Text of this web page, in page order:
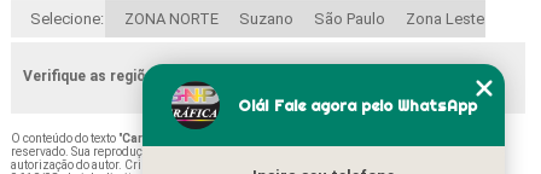
Selecione: ZONA NORTE Suzano São Paulo Zona Leste
Verifique as regiões que atendemos
O conteúdo do texto "Cartão de Visitas em Pvc Preço Parque do Carmo
reservado. Sua reprodução, parcial ou total, mesmo citando nossos links, é proibida sem a
autorização do autor. Crime de violação de direito autoral – artigo 184 do Código Penal –
Olá! Fale agora pelo WhatsApp